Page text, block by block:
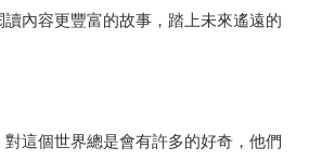
內容更豐富的故事，踏上未來遙遠的
這個世界總是會有許多的好奇，他們